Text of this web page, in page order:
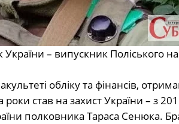
– випускник Поліського
обліку та фінансів,
роки став на захист України – з
полковника Тараса Сенюка.